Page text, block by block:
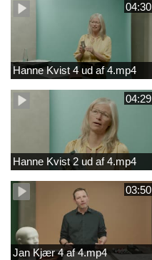
04:30
Hanne Kvist 4 ud af 4.mp4
04:29
Hanne Kvist 2 ud af 4.mp4
03:50
Jan Kjær 4 af 4.mp4